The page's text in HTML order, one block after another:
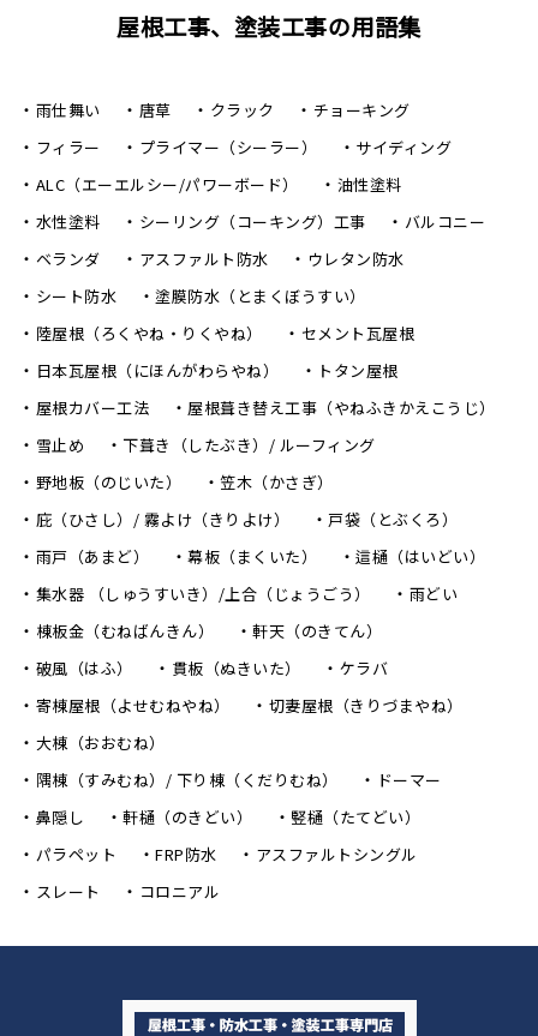
屋根工事、塗装工事の用語集
雨仕舞い 唐草 クラック
チョーキング
フィラー
プライマー（シーラー）
サイディング
ALC（エーエルシー/パワーボード）
油性塗料
水性塗料
シーリング（コーキング）工事
バルコニー
ベランダ
アスファルト防水
ウレタン防水
シート防水
塗膜防水（とまくぼうすい）
陸屋根（ろくやね・りくやね）
セメント瓦屋根
日本瓦屋根（にほんがわらやね）
トタン屋根
屋根カバー工法
屋根葺き替え工事（やねふきかえこうじ）
雪止め
下葺き（したぶき）/ ルーフィング
野地板（のじいた）
笠木（かさぎ）
庇（ひさし）/ 霧よけ（きりよけ）
戸袋（とぶくろ）
雨戸（あまど）
幕板（まくいた）
這樋（はいどい）
集水器 （しゅうすいき）/上合（じょうごう）
雨どい
棟板金（むねばんきん）
軒天（のきてん）
破風（はふ）
貫板（ぬきいた）
ケラバ
寄棟屋根（よせむねやね）
切妻屋根（きりづまやね）
大棟（おおむね）
隅棟（すみむね）/ 下り棟（くだりむね）
ドーマー
鼻隠し
軒樋（のきどい）
竪樋（たてどい）
パラペット
FRP防水
アスファルトシングル
スレート
コロニアル